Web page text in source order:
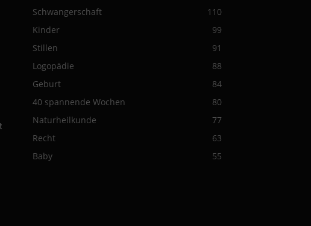
Schwangerschaft
110
Kinder
99
Stillen
91
Logopädie
88
Geburt
84
40 spannende Wochen
80
Naturheilkunde
77
Recht
63
Baby
55